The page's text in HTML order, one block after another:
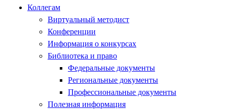
Коллегам
Виртуальный методист
Конференции
Информация о конкурсах
Библиотека и право
Федеральные документы
Региональные документы
Профессиональные документы
Полезная информация